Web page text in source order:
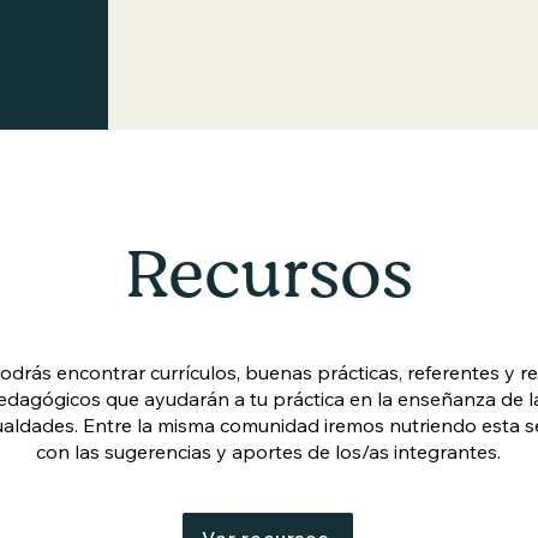
Recursos
encontrar currículos, buenas prácticas, referentes y
que ayudarán a tu práctica en la enseñanza de
Entre la misma comunidad iremos nutriendo esta
con las sugerencias y aportes de los/as integrantes.